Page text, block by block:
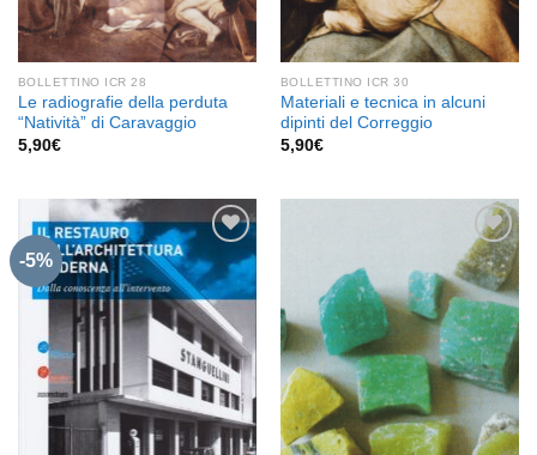
BOLLETTINO ICR 28
Le radiografie della perduta
“Natività” di Caravaggio
5,90€
BOLLETTINO ICR 30
Materiali e tecnica in alcuni
dipinti del Correggio
5,90€
-5%
Aggiungi
alla lista
dei
desideri
Aggiungi
alla lista
dei
desideri